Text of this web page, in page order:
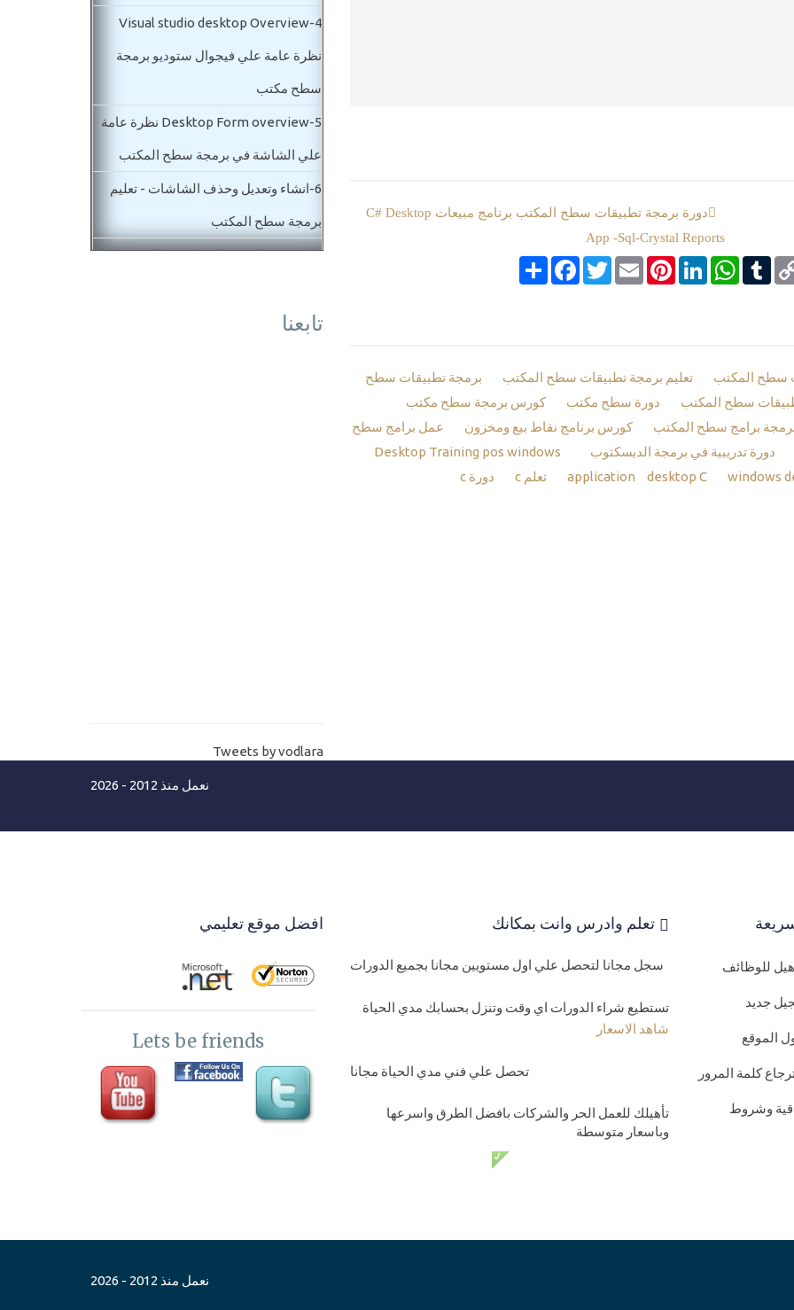
دورة برمجة تطبيقات سطح المكتب برنامج مبيعات C# Desktop
App -Sql-Crystal Reports
انشر
FacebookTwitterEmail
PinterestLinkedIn
WhatsAppTumblr
سطح المكتب تعليم برمجة تطبيقات سطح المكتب
برمجة تطبيقات سطح
سطح المكتب دورة سطح مكتب
كورس برمجة سطح مكتب
برامج سطح المكتب كورس برنامج نقاط بيع ومخزون
عمل برامج سطح
دورة تدريبية في برمجة الديسكتوب
windows
application
desktop C windows تعلم c دورة c
4-
Visual studio desktop Overview
نظرة عامة علي فيجوال ستوديو برمجة
سطح مكتب
5- Desktop Form overview نظرة عامة
علي الشاشة في برمجة سطح المكتب
6- انشاء وتعديل وحذف الشاشات - تعليم
برمجة سطح المكتب
7- برمجة برامج سطح مكتب - كلاس
Program.Cs
picture box
تعليم برمجة تطبيقات سطح المكتب-
الادوات بالشاشة Groupbox-pannel
15- برمجة برامج سطح مكتب- الانتقال بين
سطح المكتب
برمجة تطبيقات سطح المكتب- رسائل
التاكيد والتنبيهات Message box alerts
برمجة برامج سطح مكتب - توقع
تابعنا
Tweets by vodlara
نعمل منذ 2012 - 2026
للوظائف
جديد
الموقع
كلمة المرور
وشروط
تعلم وادرس وانت بمكانك
سجل مجانا لتحصل علي اول مستويين مجانا بجميع الدورات
تستطيع شراء الدورات اي وقت وتنزل بحسابك مدي الحياة
شاهد الاسعار
تحصل علي فني مدي الحياة مجانا
تأهيلك للعمل الحر والشركات بافضل الطرق واسرعها
وباسعار متوسطة
افضل موقع تعليمي
Lets be friends
نعمل منذ 2012 - 2026